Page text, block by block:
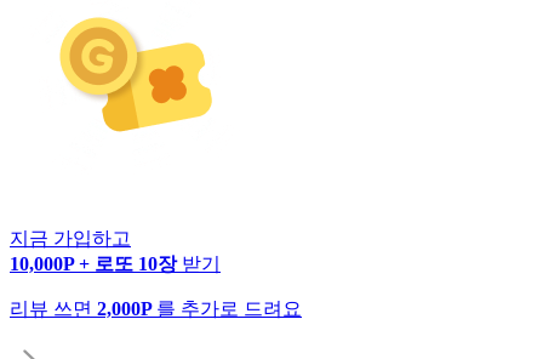
지금 가입하고
10,000P + 로또 10장 받기
리뷰 쓰면 2,000P 를 추가로 드려요